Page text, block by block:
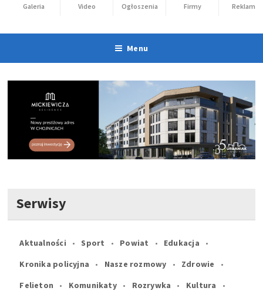
Galeria Video Ogłoszenia Firmy Reklama
Menu
Serwisy
Aktualności Sport Powiat
Edukacja
Kronika policyjna
Nasze rozmowy
Zdrowie
Felieton
Komunikaty Rozrywka
Kultura